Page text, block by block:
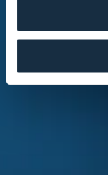
Cookie-